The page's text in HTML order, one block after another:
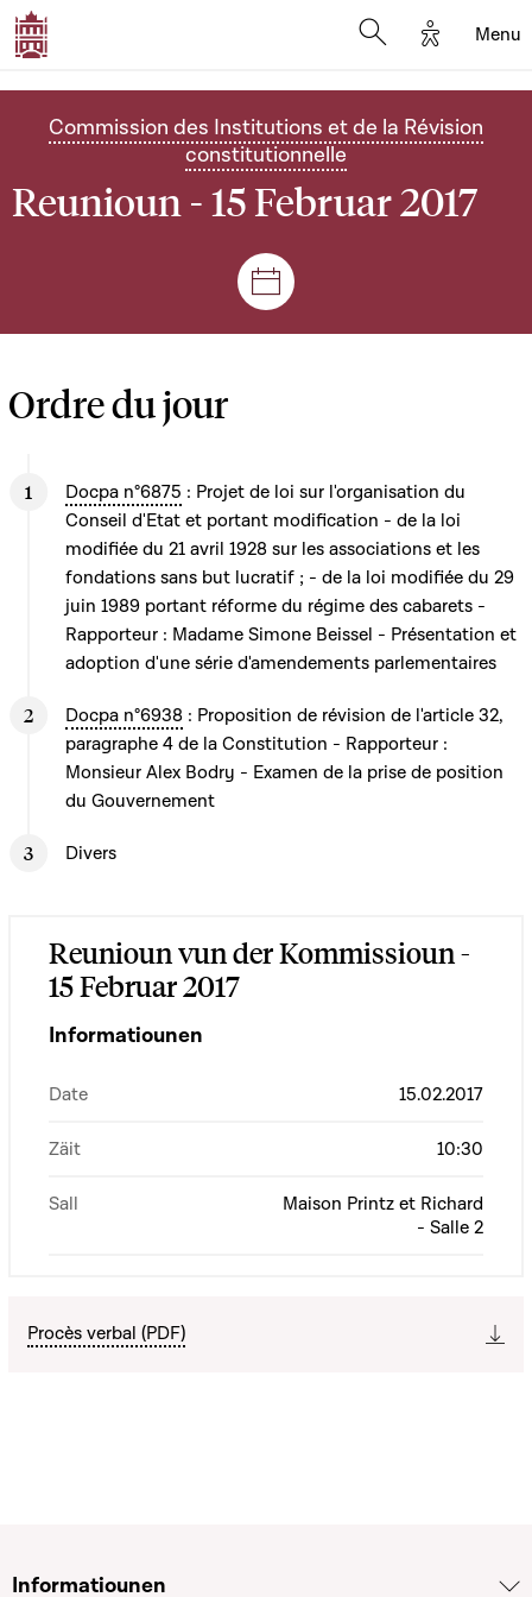
Options
Menu
Commission des Institutions et de la Révision
constitutionnelle
Reunioun - 15 Februar 2017
Sëtzungen a Reuniounen
Ordre du jour
Docpa n°6875 : Projet de loi sur l'organisation du
Conseil d'Etat et portant modification - de la loi
modifiée du 21 avril 1928 sur les associations et les
fondations sans but lucratif ; - de la loi modifiée du 29
juin 1989 portant réforme du régime des cabarets -
Rapporteur : Madame Simone Beissel - Présentation et
adoption d'une série d'amendements parlementaires
Docpa n°6938 : Proposition de révision de l'article 32,
paragraphe 4 de la Constitution - Rapporteur :
Monsieur Alex Bodry - Examen de la prise de position
du Gouvernement
Divers
Reunioun vun der Kommissioun -
15 Februar 2017
Informatiounen
Date 15.02.2017
Zäit 10:30
Sall
Maison Printz et Richard
- Salle 2
Procès verbal (PDF)
Informatiounen